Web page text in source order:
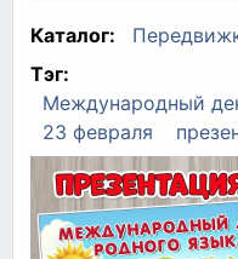
Каталог:
Тэг:
Международный
23 февраля